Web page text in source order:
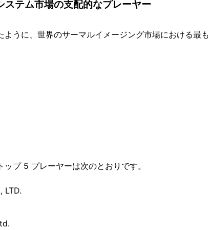
ステム市場の支配的なプレーヤー
ように、世界のサーマルイメージング市場における最
プ 5 プレーヤーは次のとおりです。
LTD.